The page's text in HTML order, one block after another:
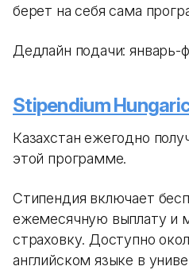
берет на себя сама
Дедлайн подачи: январь-
Stipendium
Казахстан ежегодно
этой программе.
Стипендия включает
ежемесячную выплату и
страховку. Доступно
английском языке в